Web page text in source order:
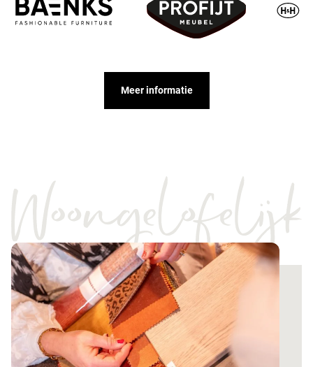
Meer informatie